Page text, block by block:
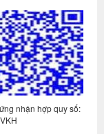
nhận hợp quy số: